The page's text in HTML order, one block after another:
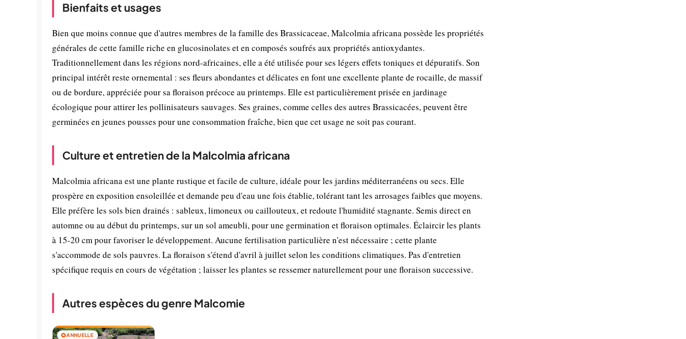
Bienfaits et usages
Bien que moins connue que d'autres membres de la famille des Brassicaceae, Malcolmia africana possède les propriétés
générales de cette famille riche en glucosinolates et en composés soufrés aux propriétés antioxydantes.
Traditionnellement dans les régions nord-africaines, elle a été utilisée pour ses légers effets toniques et dépuratifs. Son
principal intérêt reste ornemental : ses fleurs abondantes et délicates en font une excellente plante de rocaille, de massif
ou de bordure, appréciée pour sa floraison précoce au printemps. Elle est particulièrement prisée en jardinage
écologique pour attirer les pollinisateurs sauvages. Ses graines, comme celles des autres Brassicacées, peuvent être
germinées en jeunes pousses pour une consommation fraîche, bien que cet usage ne soit pas courant.
Culture et entretien de la Malcolmia africana
Malcolmia africana est une plante rustique et facile de culture, idéale pour les jardins méditerranéens ou secs. Elle
prospère en exposition ensoleillée et demande peu d'eau une fois établie, tolérant tant les arrosages faibles que moyens.
Elle préfère les sols bien drainés : sableux, limoneux ou caillouteux, et redoute l'humidité stagnante. Semis direct en
automne ou au début du printemps, sur un sol ameubli, pour une germination et floraison optimales. Éclaircir les plants
à 15-20 cm pour favoriser le développement. Aucune fertilisation particulière n'est nécessaire ; cette plante
s'accommode de sols pauvres. La floraison s'étend d'avril à juillet selon les conditions climatiques. Pas d'entretien
spécifique requis en cours de végétation ; laisser les plantes se ressemer naturellement pour une floraison successive.
Autres espèces du genre Malcomie
🌻ANNUELLE